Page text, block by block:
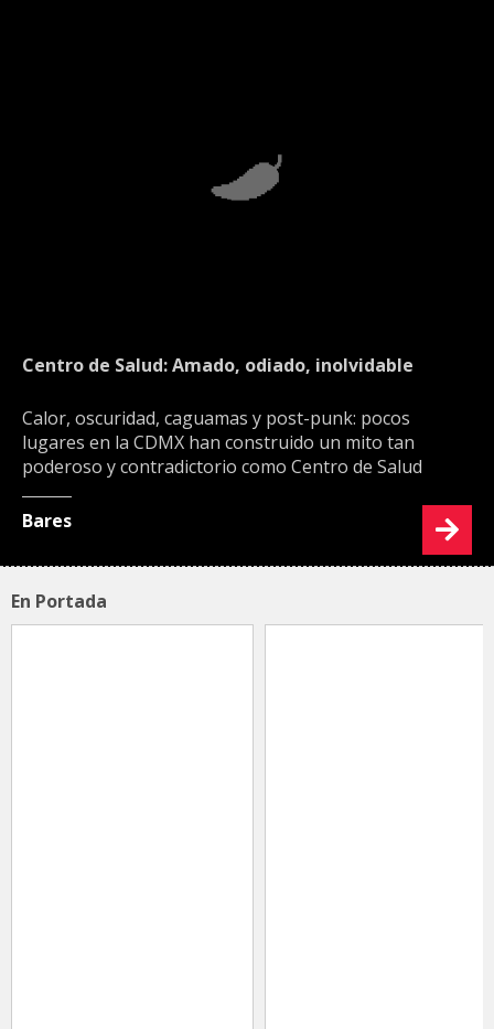
Centro de Salud: Amado, odiado, inolvidable
Calor, oscuridad, caguamas y post-punk: pocos
lugares en la CDMX han construido un mito tan
poderoso y contradictorio como Centro de Salud
Bares
En Portada